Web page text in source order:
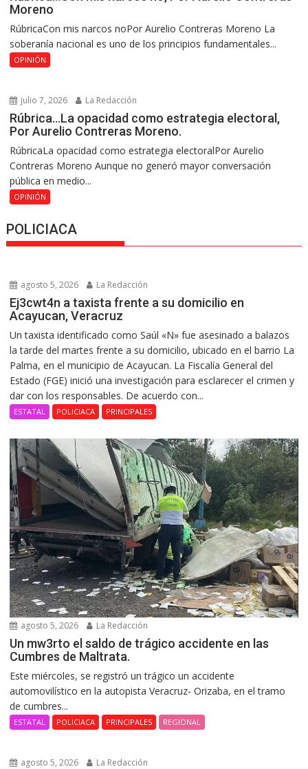
Moreno
RúbricaCon mis narcos noPor Aurelio Contreras Moreno La
soberanía nacional es uno de los principios fundamentales...
OPINIÓN
julio 7, 2026 La Redacción
Rúbrica…La opacidad como estrategia electoral,
Por Aurelio Contreras Moreno.
RúbricaLa opacidad como estrategia electoralPor Aurelio
Contreras Moreno Aunque no generó mayor conversación
pública en medio...
OPINIÓN
POLICIACA
agosto 5, 2026 La Redacción
Ej3cwt4n a taxista frente a su domicilio en
Acayucan, Veracruz
Un taxista identificado como Saúl «N» fue asesinado a balazos
la tarde del martes frente a su domicilio, ubicado en el barrio La
Palma, en el municipio de Acayucan. La Fiscalía General del
Estado (FGE) inició una investigación para esclarecer el crimen y
dar con los responsables. De acuerdo con...
ESTATAL POLICIACA PRINCIPALES
agosto 5, 2026 La Redacción
Un mw3rto el saldo de trágico accidente en las
Cumbres de Maltrata.
Este miércoles, se registró un trágico un accidente
automovilístico en la autopista Veracruz- Orizaba, en el tramo
de cumbres...
ESTATAL POLICIACA PRINCIPALES REGIONAL
agosto 5, 2026 La Redacción